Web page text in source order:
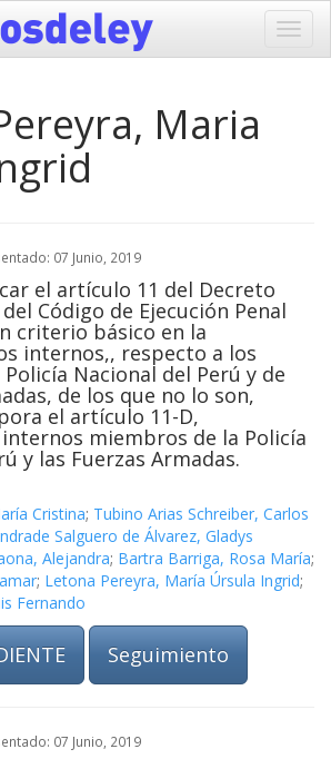
Maria
07 Junio, 2019
el artículo 11 del Decreto
Código de Ejecución Penal
criterio básico en la
internos,, respecto a los
Nacional del Perú y de
de los que no lo son,
el artículo 11-D,
miembros de la Policía
y las Fuerzas Armadas.
Cristina; Tubino Arias Schreiber, Carlos
Salguero de Álvarez, Gladys
Alejandra; Bartra Barriga, Rosa María;
; Letona Pereyra, María Úrsula Ingrid;
Fernando
Seguimiento
07 Junio, 2019